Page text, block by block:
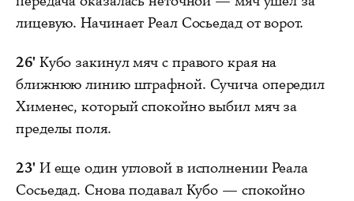
лицевую. Начинает Реал Сосьедад от ворот.
26' Кубо закинул мяч с правого края на
ближнюю линию штрафной. Сучича опередил
Хименес, который спокойно выбил мяч за
пределы поля.
23' И еще один угловой в исполнении Реала
Сосьедад. Снова подавал Кубо — спокойно